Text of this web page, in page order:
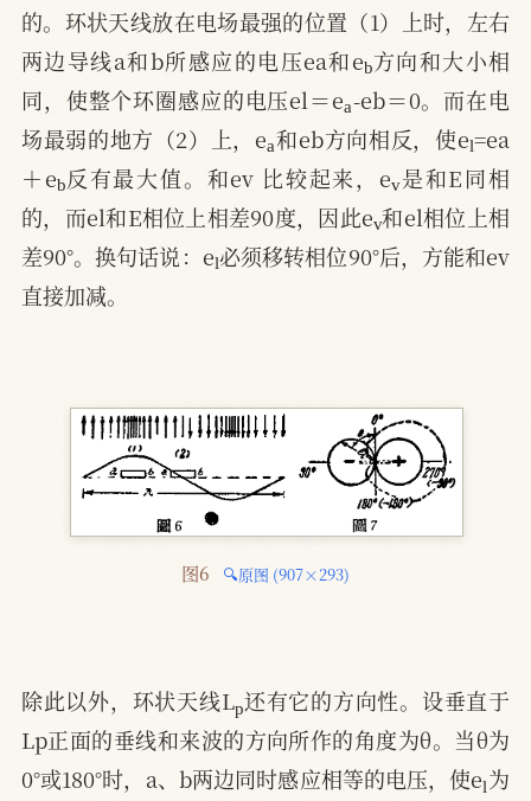
的。环状天线放在电场最强的位置（1）上时，左右
两边导线a和b所感应的电压ea和eb方向和大小相
同，使整个环圈感应的电压el＝ea-eb＝0。而在电
场最弱的地方（2）上，ea和eb方向相反，使el=ea
＋eb反有最大值。和ev 比较起来，ev是和E同相
的，而el和E相位上相差90度，因此e v
和el相位上相
差90°。换句话说：el必须移转相位90°后，方能和ev
直接加减。
图6 🔍原图 (907×293)
除此以外，环状天线L p
还有它的方向性。设垂直于
Lp正面的垂线和来波的方向所作的角度为θ。当θ为
0°或180°时，a、b两边同时感应相等的电压，使el为